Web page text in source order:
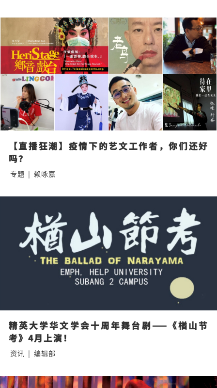
【直播狂潮】疫情下的艺文工作者，你们还好
吗？
专题 | 赖咏嘉
精英大学华文学会十周年舞台剧——《楢山节
考》4月上演！
资讯 | 编辑部